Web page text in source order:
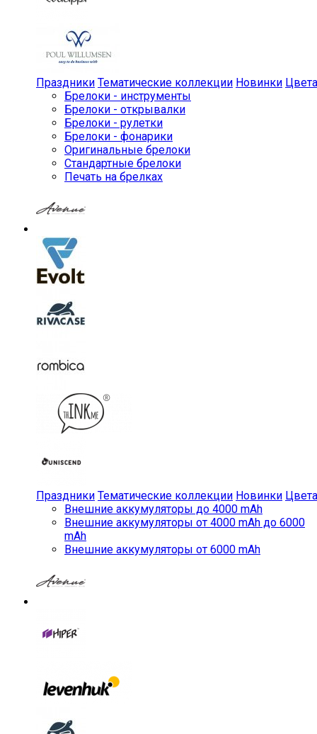
Праздники Тематические коллекции Новинки Цвета
Брелоки - инструменты
Брелоки - открывалки
Брелоки - рулетки
Брелоки - фонарики
Оригинальные брелоки
Стандартные брелоки
Печать на брелках
Праздники Тематические коллекции Новинки Цвета
Внешние аккумуляторы до 4000 mAh
Внешние аккумуляторы от 4000 mAh до 6000
mAh
Внешние аккумуляторы от 6000 mAh